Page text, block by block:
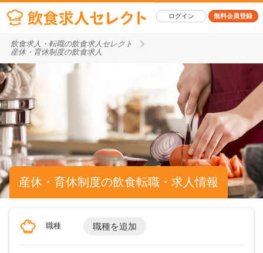
ログイン 無料会員登録
飲食求人・転職の飲食求人セレクト
産休・育休制度の飲食求人
産休・育休制度の飲食転職・求人情報
職種 職種を追加